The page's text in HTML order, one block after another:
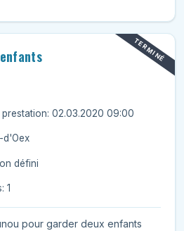
TERMINÉ
prestation: 02.03.2020 09:00
d'Oex
défini
1
pour garder deux enfants